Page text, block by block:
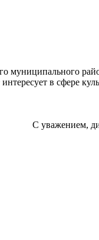
муниципального
в сфере
С уважением,